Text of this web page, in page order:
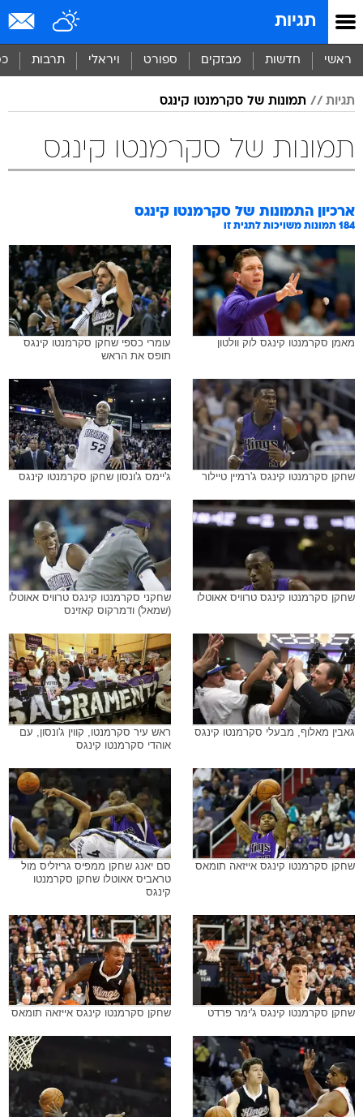
תגיות
ראשי חדשות מבזקים ספורט ויראלי תרבות
תגיות תמונות של סקרמנטו קינגס
תמונות של סקרמנטו קינגס
ארכיון התמונות של סקרמנטו קינגס
184 תמונות משויכות לתגית זו
מאמן סקרמנטו קינגס לוק וולטון
עומרי כספי שחקן סקרמנטו קינגס
תופס את הראש
שחקן סקרמנטו קינגס ג'רמיין טיילור ג'יימס ג'ונסון שחקן סקרמנטו קינגס
שחקן סקרמנטו קינגס טרוויס אאוטלו
שחקני סקרמנטו קינגס טרוויס אאוטלו
(שמאל) ודמרקוס קאזינס
גאבין מאלוף, מבעלי סקרמנטו קינגס
ראש עיר סקרמנטו, קווין ג'ונסון, עם
אוהדי סקרמנטו קינגס
שחקן סקרמנטו קינגס אייזאה תומאס
סם יאנג שחקן ממפיס גריזליס מול
טראביס אאוטלו שחקן סקרמנטו
קינגס
שחקן סקרמנטו קינגס ג'ימר פרדט שחקן סקרמנטו קינגס אייזאה תומאס